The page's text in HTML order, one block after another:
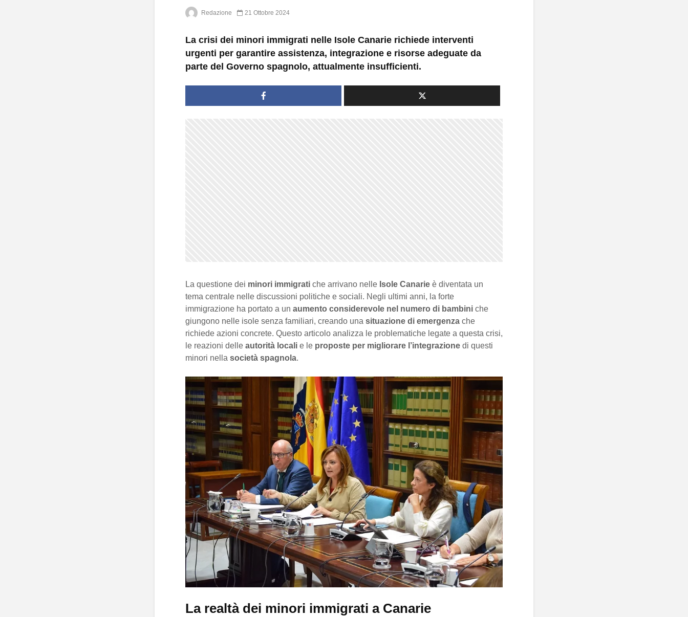
Redazione 21 Ottobre 2024
La crisi dei minori immigrati nelle Isole Canarie richiede interventi
urgenti per garantire assistenza, integrazione e risorse adeguate da
parte del Governo spagnolo, attualmente insufficienti.
La questione dei minori immigrati che arrivano nelle Isole Canarie è diventata un
tema centrale nelle discussioni politiche e sociali. Negli ultimi anni, la forte
immigrazione ha portato a un aumento considerevole nel numero di bambini che
giungono nelle isole senza familiari, creando una situazione di emergenza che
richiede azioni concrete. Questo articolo analizza le problematiche legate a questa crisi,
le reazioni delle autorità locali e le proposte per migliorare l’integrazione di questi
minori nella società spagnola.
La realtà dei minori immigrati a Canarie